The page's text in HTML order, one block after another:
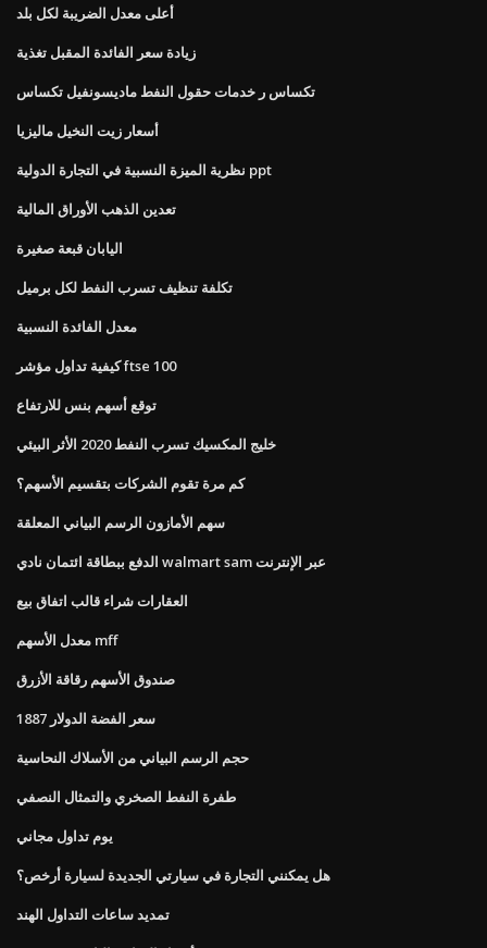
أعلى معدل الضريبة لكل بلد
زيادة سعر الفائدة المقبل تغذية
تكساس ر خدمات حقول النفط ماديسونفيل تكساس
أسعار زيت النخيل ماليزيا
نظرية الميزة النسبية في التجارة الدولية ppt
تعدين الذهب الأوراق المالية
اليابان قبعة صغيرة
تكلفة تنظيف تسرب النفط لكل برميل
معدل الفائدة النسبية
كيفية تداول مؤشر ftse 100
توقع أسهم بنس للارتفاع
خليج المكسيك تسرب النفط 2020 الأثر البيئي
كم مرة تقوم الشركات بتقسيم الأسهم؟
سهم الأمازون الرسم البياني المعلقة
الدفع ببطاقة ائتمان نادي walmart sam عبر الإنترنت
العقارات شراء قالب اتفاق بيع
معدل الأسهم mff
صندوق الأسهم رقاقة الأزرق
سعر الفضة الدولار 1887
حجم الرسم البياني من الأسلاك النحاسية
طفرة النفط الصخري والتمثال النصفي
يوم تداول مجاني
هل يمكنني التجارة في سيارتي الجديدة لسيارة أرخص؟
تمديد ساعات التداول الهند